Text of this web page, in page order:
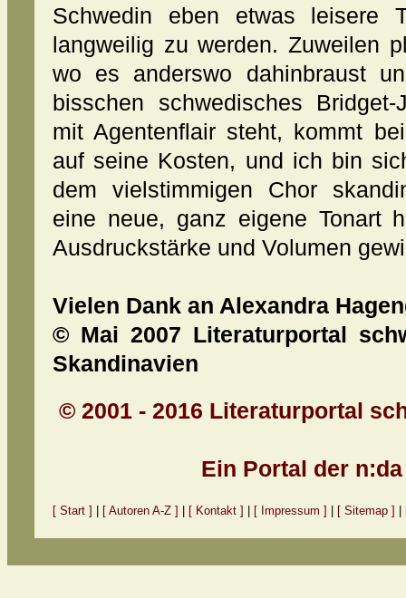
Schwedin eben etwas leisere
langweilig zu werden. Zuweilen
wo es anderswo dahinbraust
bisschen schwedisches
mit Agentenflair steht, kommt
auf seine Kosten, und ich bin
dem vielstimmigen Chor
eine neue, ganz eigene Tonart
Ausdruckstärke und Volumen
Vielen Dank an Alexandra
© Mai 2007 Literaturportal
Skandinavien
© 2001 - 2016 Literaturportal
Ein Portal der
[ Start ] [ Autoren A-Z ] [ Kontakt ] [ Impressum ] [ Sitemap ]